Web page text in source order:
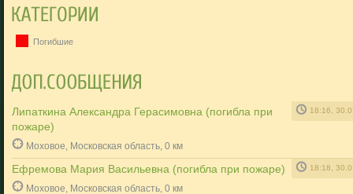
Погибшие
Липаткина Александра Герасимовна (погибла при
пожаре)
18:16,
Моховое, Московская область, 0 км
Ефремова Мария Васильевна (погибла при пожаре) 18:18,
Моховое, Московская область, 0 км